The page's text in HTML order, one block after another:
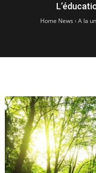
Home News › A la